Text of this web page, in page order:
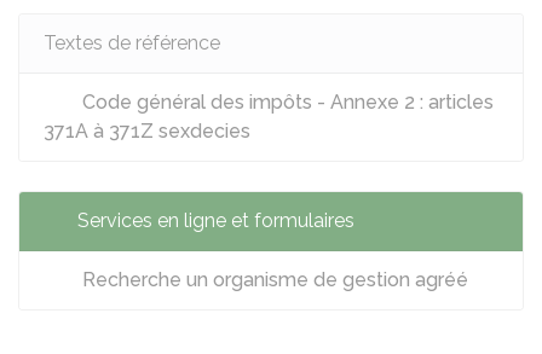
Textes de référence
Code général des impôts - Annexe 2 : articles
371A à 371Z sexdecies
Services en ligne et formulaires
Recherche un organisme de gestion agréé